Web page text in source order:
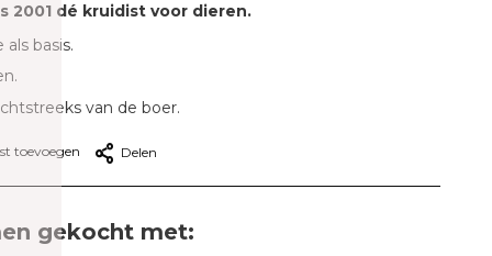
2001 dé kruidist voor dieren.
basis.
van de boer.
toevoegen Delen
gekocht met: